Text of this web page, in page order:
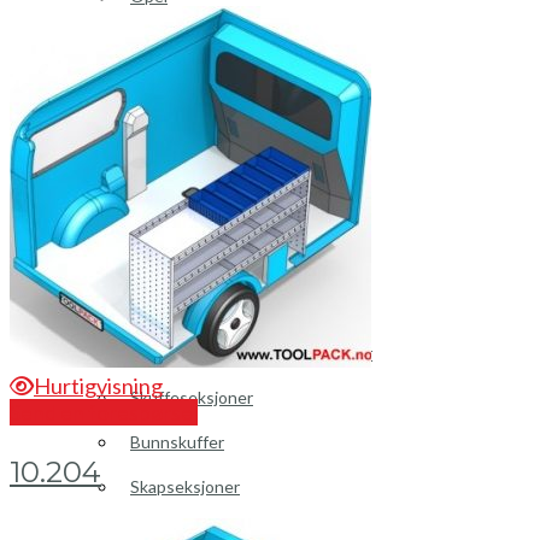
Peugeot
Toyota
Volkswagen
Andre merker
Tilbehør
Produkter
Hyllereoler, hyllevanger og hyller
Skuffeseksjoner
Bunnskuffer
Skapseksjoner
Tilbehør
Hurtigvisning
10.204